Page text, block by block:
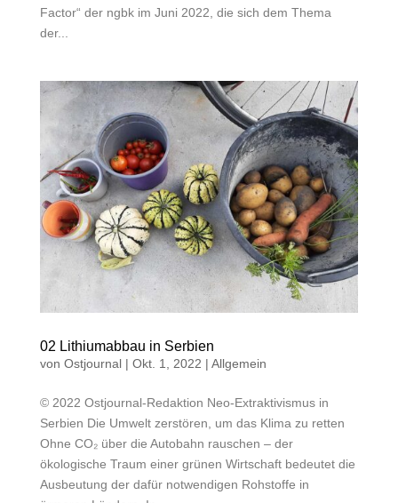
Factor“ der ngbk im Juni 2022, die sich dem Thema
der...
02 Lithiumabbau in Serbien
von Ostjournal| Okt. 1, 2022 | Allgemein
© 2022 Ostjournal-Redaktion Neo-Extraktivismus in
Serbien Die Umwelt zerstören, um das Klima zu retten
Ohne CO₂ über die Autobahn rauschen – der
ökologische Traum einer grünen Wirtschaft bedeutet die
Ausbeutung der dafür notwendigen Rohstoffe in